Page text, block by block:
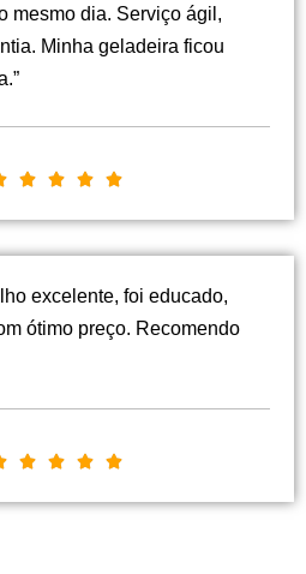
mesmo dia. Serviço ágil,
Minha geladeira ficou
   C
s
i
i
d
excelente, foi educado,
ótimo preço. Recomendo
   C